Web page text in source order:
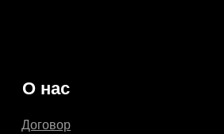
О нас
Договор